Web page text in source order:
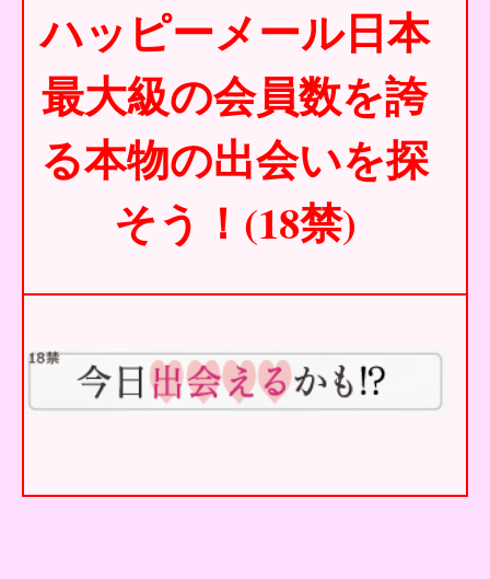
ハッピーメール日本
最大級の会員数を誇
る本物の出会いを探
そう！(18禁)